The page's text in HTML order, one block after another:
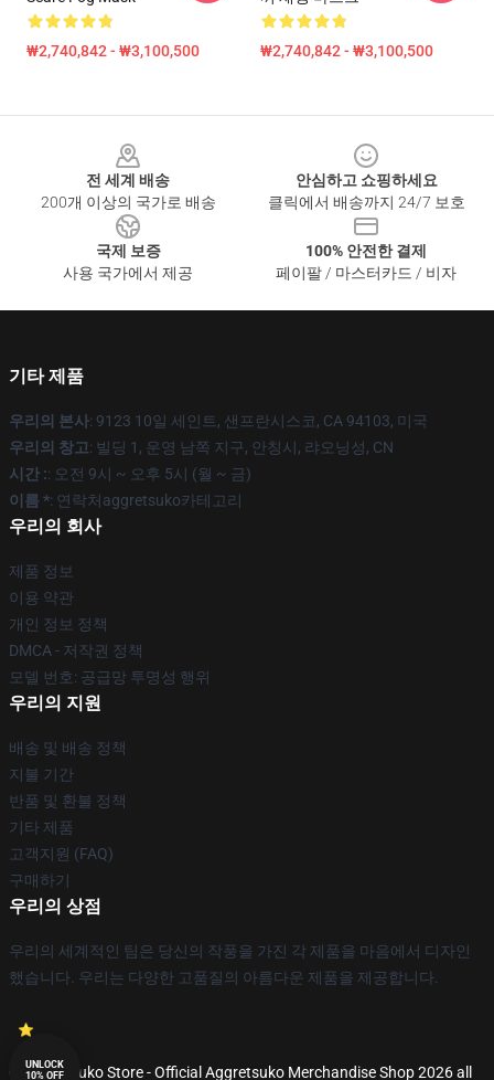
₩2,740,842 - ₩3,100,500 ₩2,740,842 - ₩3,100,500
전 세계 배송
200개 이상의 국가로 배송
안심하고 쇼핑하세요
클릭에서 배송까지 24/7 보호
국제 보증
사용 국가에서 제공
100% 안전한 결제
페이팔 / 마스터카드 / 비자
기타 제품
우리의 본사: 9123 10일 세인트, 샌프란시스코, CA 94103, 미국
우리의 창고: 빌딩 1, 운영 남쪽 지구, 안칭시, 랴오닝성, CN
시간 :: 오전 9시 ~ 오후 5시 (월 ~ 금)
이름 *: 연락처aggretsuko카테고리
우리의 회사
제품 정보
이용 약관
개인 정보 정책
DMCA - 저작권 정책
모델 번호: 공급망 투명성 행위
우리의 지원
배송 및 배송 정책
지불 기간
반품 및 환불 정책
기타 제품
고객지원 (FAQ)
구매하기
우리의 상점
우리의 세계적인 팀은 당신의 작풍을 가진 각 제품을 마음에서 디자인
했습니다. 우리는 다양한 고품질의 아름다운 제품을 제공합니다.
© Aggretsuko Store - Official Aggretsuko Merchandise Shop 2026 all
UNLOCK
10% OFF